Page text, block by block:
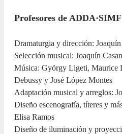
Profesores de
Dramaturgia y dirección:
Selección musical: Joaquín
Música: György Ligeti, Maurice
Debussy y José López Montes
Adaptación musical y arreglos:
Diseño escenografía, títeres y
Elisa Ramos
Diseño de iluminación y